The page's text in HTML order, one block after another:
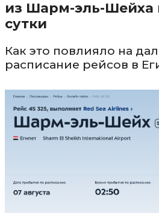
из Шарм-эль-Шейха
сутки
Как это повлияло на
расписание рейсов в